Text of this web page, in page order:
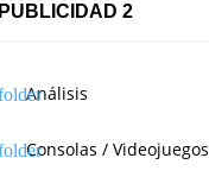
PUBLICIDAD 2
Análisis
Consolas / Videojuegos